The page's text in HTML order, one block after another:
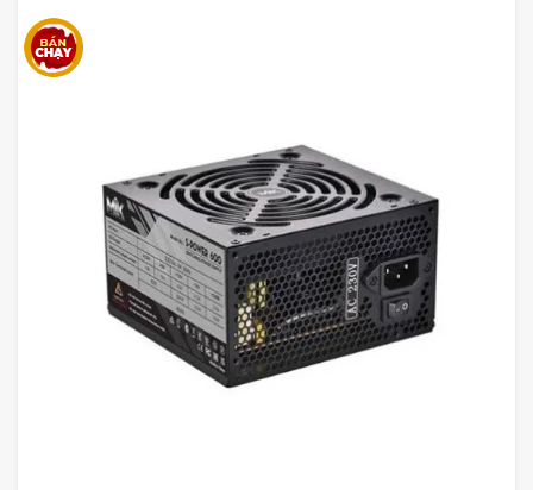
hài lòng cho khách hàng.
Chương trình khuyến mãi thường xuyên cung cấp
sản phẩm với giá cả cạnh tranh.